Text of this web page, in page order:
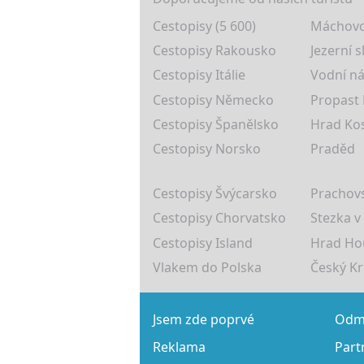
Cestopisy (5 600)
Cestopisy Rakousko
Jezerní
Cestopisy Itálie
Vodní
Cestopisy Německo
Propast
Cestopisy Španělsko
Hrad
Cestopisy Norsko
Praděd
Cestopisy Švýcarsko
Cestopisy Chorvatsko
Stezka
Cestopisy Island
Hrad
Vlakem do Polska
Český
Jsem zde poprvé
Reklama